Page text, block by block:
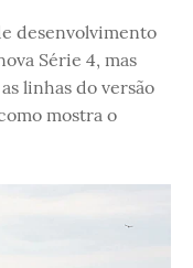
desenvolvimento
Série 4, mas
linhas do versão
mostra o